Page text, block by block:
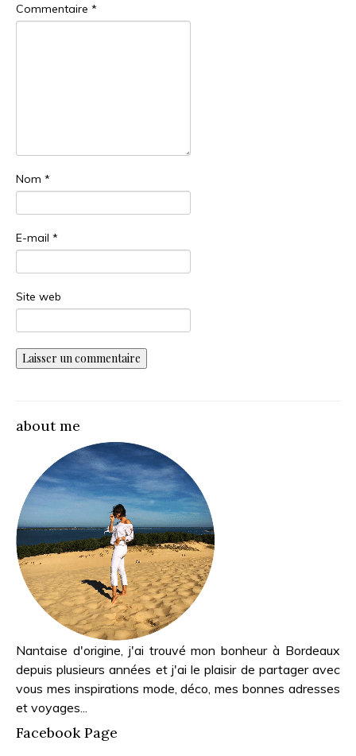
Commentaire *
Nom *
E-mail *
Site web
about me
Nantaise d'origine, j'ai trouvé mon bonheur à Bordeaux
depuis plusieurs années et j'ai le plaisir de partager avec
vous mes inspirations mode, déco, mes bonnes adresses
et voyages...
Facebook Page